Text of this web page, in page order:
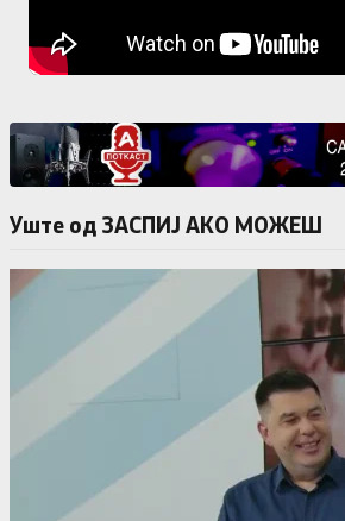
Уште од ЗАСПИЈ АКО МОЖЕШ